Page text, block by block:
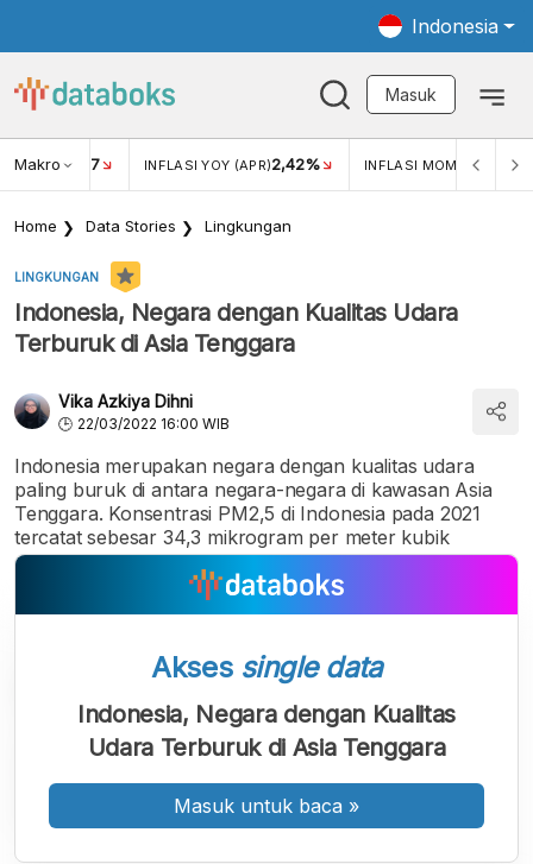
Indonesia
Masuk
Makro
USD/IDR 17 INFLASI YOY (APR)2,42% INFLASI MOM (MAR)
Home Data Stories Lingkungan
LINGKUNGAN
Indonesia, Negara dengan Kualitas Udara
Terburuk di Asia Tenggara
Vika Azkiya Dihni
22/03/2022 16:00 WIB
Indonesia merupakan negara dengan kualitas udara
paling buruk di antara negara-negara di kawasan Asia
Tenggara. Konsentrasi PM2,5 di Indonesia pada 2021
tercatat sebesar 34,3 mikrogram per meter kubik
Akses single data
Indonesia, Negara dengan Kualitas
Udara Terburuk di Asia Tenggara
Masuk untuk baca »